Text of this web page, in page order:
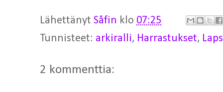
Lähettänyt Såfin klo 07:25
Tunnisteet: arkiralli, Harrastukset,
2 kommenttia: